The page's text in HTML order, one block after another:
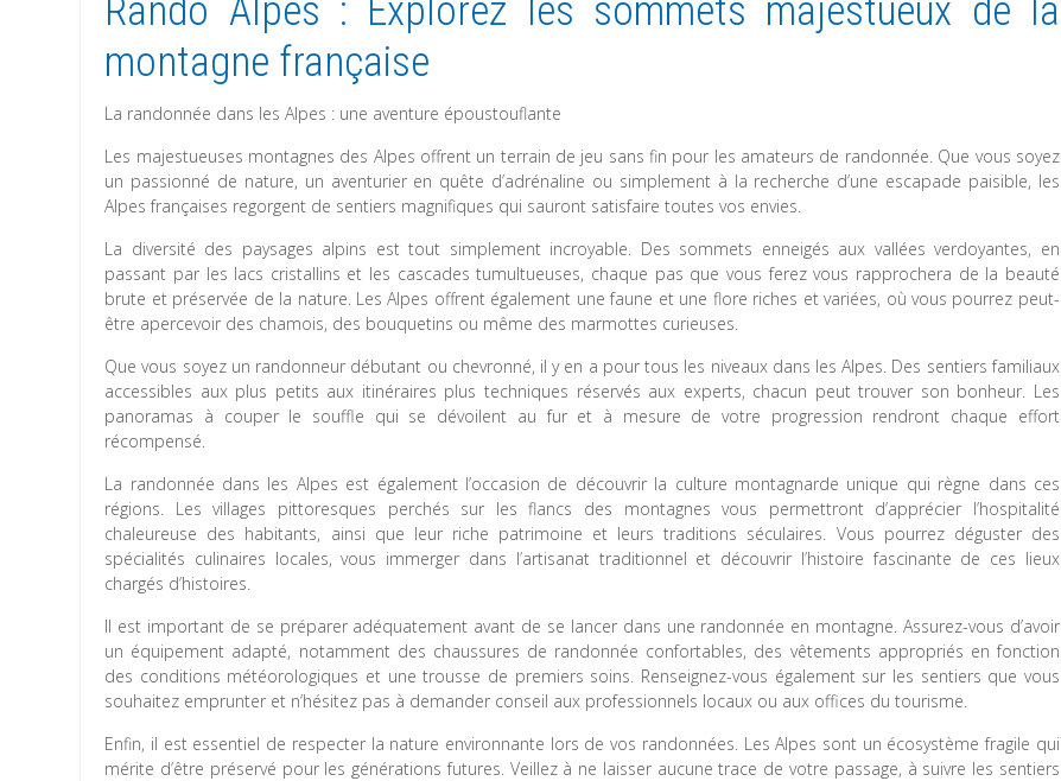
Rando Alpes : Explorez les sommets majestueux de la
montagne française
La randonnée dans les Alpes : une aventure époustouflante
Les majestueuses montagnes des Alpes offrent un terrain de jeu sans fin pour les amateurs de randonnée. Que vous soyez
un passionné de nature, un aventurier en quête d’adrénaline ou simplement à la recherche d’une escapade paisible, les
Alpes françaises regorgent de sentiers magnifiques qui sauront satisfaire toutes vos envies.
La diversité des paysages alpins est tout simplement incroyable. Des sommets enneigés aux vallées verdoyantes, en
passant par les lacs cristallins et les cascades tumultueuses, chaque pas que vous ferez vous rapprochera de la beauté
brute et préservée de la nature. Les Alpes offrent également une faune et une flore riches et variées, où vous pourrez peut-
être apercevoir des chamois, des bouquetins ou même des marmottes curieuses.
Que vous soyez un randonneur débutant ou chevronné, il y en a pour tous les niveaux dans les Alpes. Des sentiers familiaux
accessibles aux plus petits aux itinéraires plus techniques réservés aux experts, chacun peut trouver son bonheur. Les
panoramas à couper le souffle qui se dévoilent au fur et à mesure de votre progression rendront chaque effort
récompensé.
La randonnée dans les Alpes est également l’occasion de découvrir la culture montagnarde unique qui règne dans ces
régions. Les villages pittoresques perchés sur les flancs des montagnes vous permettront d’apprécier l’hospitalité
chaleureuse des habitants, ainsi que leur riche patrimoine et leurs traditions séculaires. Vous pourrez déguster des
spécialités culinaires locales, vous immerger dans l’artisanat traditionnel et découvrir l’histoire fascinante de ces lieux
chargés d’histoires.
Il est important de se préparer adéquatement avant de se lancer dans une randonnée en montagne. Assurez-vous d’avoir
un équipement adapté, notamment des chaussures de randonnée confortables, des vêtements appropriés en fonction
des conditions météorologiques et une trousse de premiers soins. Renseignez-vous également sur les sentiers que vous
souhaitez emprunter et n’hésitez pas à demander conseil aux professionnels locaux ou aux offices du tourisme.
Enfin, il est essentiel de respecter la nature environnante lors de vos randonnées. Les Alpes sont un écosystème fragile qui
mérite d’être préservé pour les générations futures. Veillez à ne laisser aucune trace de votre passage, à suivre les sentiers